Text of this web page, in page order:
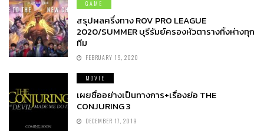
GAME
สรุปผลครึ่งทาง ROV PRO LEAGUE
2020/SUMMER บุรีรัมย์ครองหัวตารางทิ้งห่างทุก
ทีม
FEBRUARY 19, 2020
MOVIE
เผยชื่ออย่างเป็นทางการ+เรื่องย่อ THE
CONJURING 3
DECEMBER 17, 2019